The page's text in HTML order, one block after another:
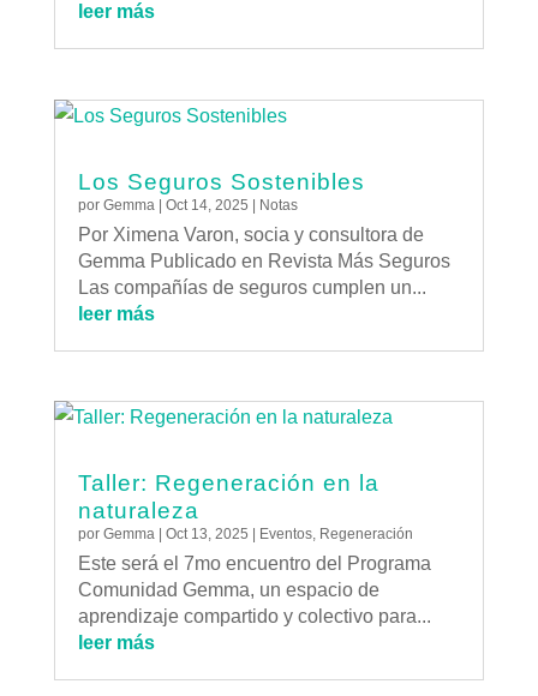
leer más
Los Seguros Sostenibles
por Gemma | Oct 14, 2025 | Notas
Por Ximena Varon, socia y consultora de
Gemma Publicado en Revista Más Seguros
Las compañías de seguros cumplen un...
leer más
Taller: Regeneración en la
naturaleza
por Gemma| Oct 13, 2025 | Eventos, Regeneración
Este será el 7mo encuentro del Programa
Comunidad Gemma, un espacio de
aprendizaje compartido y colectivo para...
leer más